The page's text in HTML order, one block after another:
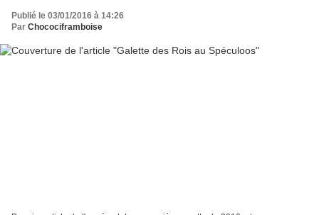
Publié le 03/01/2016 à 14:26
Par Chocociframboise